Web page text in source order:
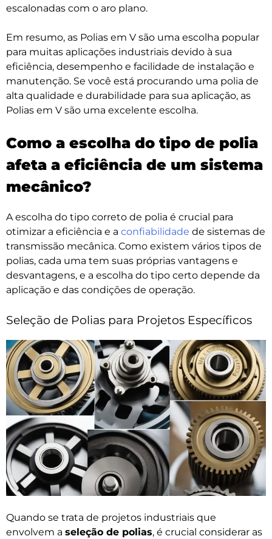
escalonadas com o aro plano.
Em resumo, as Polias em V são uma escolha popular
para muitas aplicações industriais devido à sua
eficiência, desempenho e facilidade de instalação e
manutenção. Se você está procurando uma polia de
alta qualidade e durabilidade para sua aplicação, as
Polias em V são uma excelente escolha.
Como a escolha do tipo de polia
afeta a eficiência de um sistema
mecânico?
A escolha do tipo correto de polia é crucial para
otimizar a eficiência e a confiabilidade de sistemas de
transmissão mecânica. Como existem vários tipos de
polias, cada uma tem suas próprias vantagens e
desvantagens, e a escolha do tipo certo depende da
aplicação e das condições de operação.
Seleção de Polias para Projetos Específicos
Quando se trata de projetos industriais que
envolvem a seleção de polias, é crucial considerar as